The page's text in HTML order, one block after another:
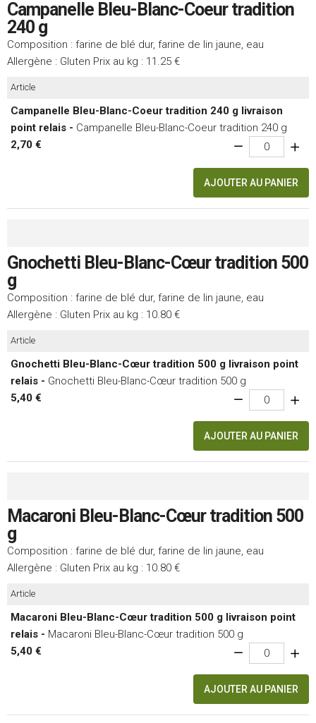
Campanelle Bleu-Blanc-Coeur tradition
240 g
Composition : farine de blé dur, farine de lin jaune, eau
Allergène : Gluten Prix au kg : 11.25 €
Article
Campanelle Bleu-Blanc-Coeur tradition 240 g livraison
point relais - Campanelle Bleu-Blanc-Coeur tradition 240 g
2,70 €
AJOUTER AU PANIER
Gnochetti Bleu-Blanc-Cœur tradition 500
g
Composition : farine de blé dur, farine de lin jaune, eau
Allergène : Gluten Prix au kg : 10.80 €
Article
Gnochetti Bleu-Blanc-Cœur tradition 500 g livraison point
relais - Gnochetti Bleu-Blanc-Cœur tradition 500 g
5,40 €
AJOUTER AU PANIER
Macaroni Bleu-Blanc-Cœur tradition 500
g
Composition : farine de blé dur, farine de lin jaune, eau
Allergène : Gluten Prix au kg : 10.80 €
Article
Macaroni Bleu-Blanc-Cœur tradition 500 g livraison point
relais - Macaroni Bleu-Blanc-Cœur tradition 500 g
5,40 €
AJOUTER AU PANIER